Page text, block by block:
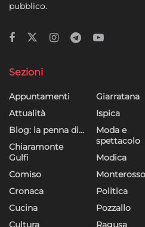
dei contenuti, Utilizzare profili per
limitati per la selezione dei
fonti di dati, Collegare diversi
Identificare i dispositivi in base alle
Utilizzare dati di
Riconoscere i dispositivi in
richieste attivamente.
Garantire la sicurezza,
rilevare frodi, correggere
pubblico.
Sezioni
Appuntamenti
Attualità
Blog: la penna di…
Chiaramonte
Gulfi
Comiso
Cronaca
Cucina
Cultura
Giarratana
Ispica
Moda e
spettacolo
Modica
Politica
Pozzallo
Ragusa